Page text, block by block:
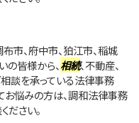
市、府中市、狛江市、稲城
の皆様から、相続、不動産、
談を承っている法律事務
お悩みの方は、調和法律事務
ださい。